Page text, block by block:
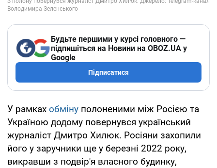
Будьте першими у курсі головного —
підпишіться на Новини на OBOZ.UA у
Google
Підписатися
У рамках обміну полоненими між Росією та
Україною додому повернувся український
журналіст Дмитро Хилюк. Росіяни захопили
його у заручники ще у березні 2022 року,
викравши з подвір'я власного будинку,